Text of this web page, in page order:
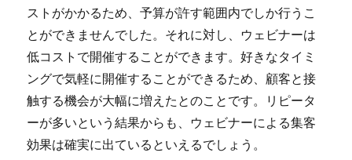
ストがかかるため、予算が許す範囲内でしか行うこ
とができませんでした。それに対し、ウェビナーは
低コストで開催することができます。好きなタイミ
ングで気軽に開催することができるため、顧客と接
触する機会が大幅に増えたとのことです。リピータ
ーが多いという結果からも、ウェビナーによる集客
効果は確実に出ているといえるでしょう。